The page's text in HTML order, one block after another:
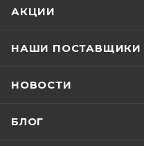
АКЦИИ
НАШИ ПОСТАВЩИКИ
НОВОСТИ
БЛОГ